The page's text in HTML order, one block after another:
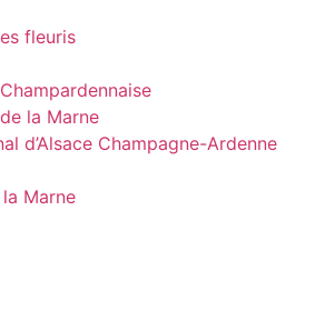
fleuris
la Marne
d’Alsace Champagne-Ardenne
Marne